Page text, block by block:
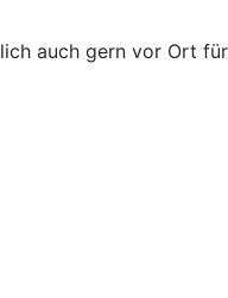
auch gern vor Ort für